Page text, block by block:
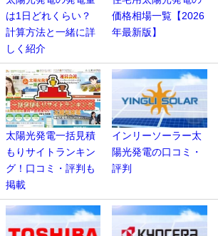
は1日どれくらい？
計算方法と一緒に詳
しく紹介
価格相場一覧【2026
年最新版】
太陽光発電一括見積
もりサイトランキン
グ！口コミ・評判も
掲載
インリーソーラー太
陽光発電の口コミ・
評判